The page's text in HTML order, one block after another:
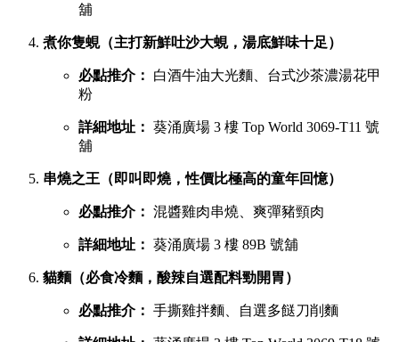
舖
煮你隻蜆（主打新鮮吐沙大蜆，湯底鮮味十足）
必點推介：
白酒牛油大光麵、台式沙茶濃湯花甲
粉
詳細地址： 葵涌廣場 3 樓 Top World 3069-T11 號
舖
串燒之王（即叫即燒，性價比極高的童年回憶）
必點推介： 混醬雞肉串燒、爽彈豬頸肉
詳細地址： 葵涌廣場 3 樓 89B 號舖
貓麵（必食冷麵，酸辣自選配料勁開胃）
必點推介： 手撕雞拌麵、自選多餸刀削麵